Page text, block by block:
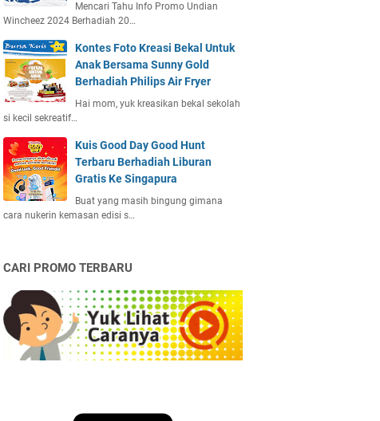
Mencari Tahu Info Promo Undian
Wincheez 2024 Berhadiah 20…
Kontes Foto Kreasi Bekal Untuk
Anak Bersama Sunny Gold
Berhadiah Philips Air Fryer
Hai mom, yuk kreasikan bekal sekolah
si kecil sekreatif…
Kuis Good Day Good Hunt
Terbaru Berhadiah Liburan
Gratis Ke Singapura
Buat yang masih bingung gimana
cara nukerin kemasan edisi s…
CARI PROMO TERBARU